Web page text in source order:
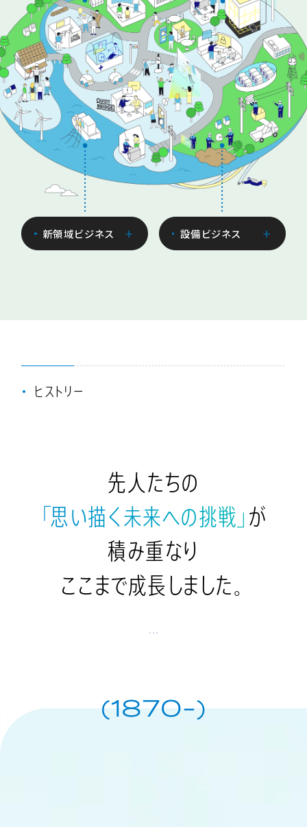
設備ビジネス
新領域ビジネス
ヒストリー
先 人 たちの
「 思 い描く 未来への挑戦 」 が
積み重なり
こ こ まで成長 しま した
(1870-)